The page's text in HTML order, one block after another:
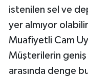
istenilen sel ve
yer almıyor
Muafiyetli Cam
Müşterilerin
arasında denge